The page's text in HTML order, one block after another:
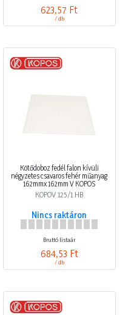
623,57 Ft
/ db
Kötődoboz fedél falon kívüli
négyzetes csavaros fehér műanyag
162mmx 162mm V KOPOS
KOPOV 125/1 HB
Nincs raktáron
Bruttó listaár
684,53 Ft
/ db